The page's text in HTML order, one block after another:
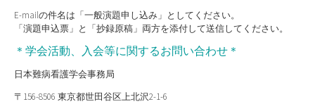
E-mailの件名は「一般演題申し込み」としてください。
「演題申込票」と「抄録原稿」両方を添付して送信してください。
＊学会活動、入会等に関するお問い合わせ＊
日本難病看護学会事務局
〒156-8506 東京都世田谷区上北沢2-1-6